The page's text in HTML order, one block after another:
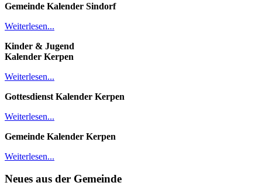
Gemeinde Kalender Sindorf
Weiterlesen...
Kinder & Jugend
Kalender Kerpen
Weiterlesen...
Gottesdienst Kalender Kerpen
Weiterlesen...
Gemeinde Kalender Kerpen
Weiterlesen...
Neues aus der Gemeinde